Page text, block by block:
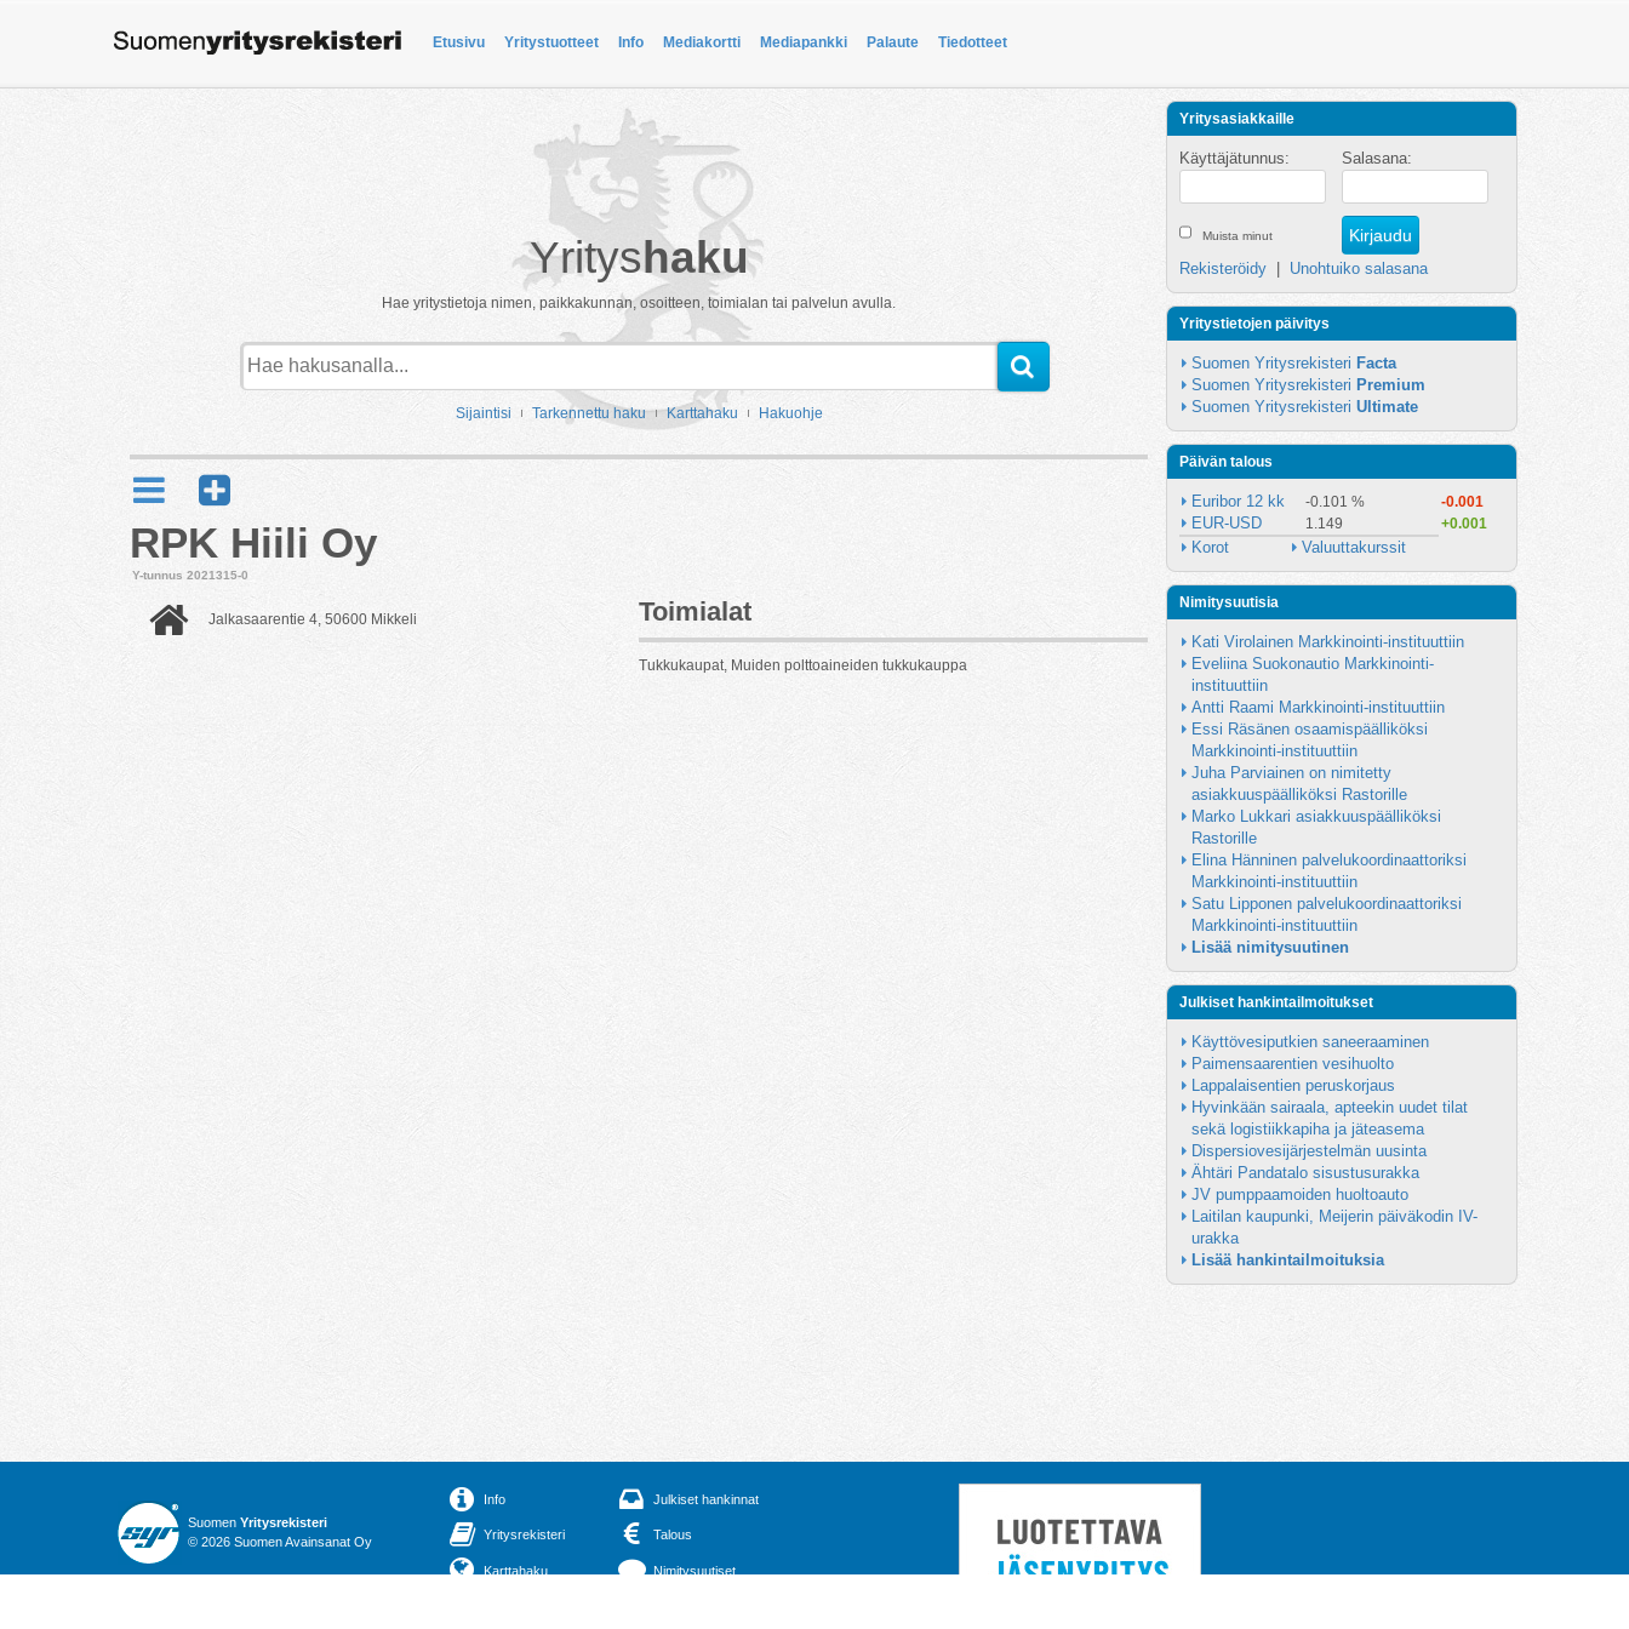
Etusivu Yritystuotteet Info Mediakortti Mediapankki Palaute Tiedotteet
Yrityshaku
Hae yritystietoja nimen, paikkakunnan, osoitteen, toimialan tai palvelun avulla.
Sijaintisi Tarkennettu haku Karttahaku Hakuohje
RPK Hiili Oy
Y-tunnus 2021315-0
Jalkasaarentie 4, 50600 Mikkeli Toimialat
Tukkukaupat, Muiden polttoaineiden tukkukauppa
Yritysasiakkaille
Käyttäjätunnus: Salasana:
Muista minut
Rekisteröidy Unohtuiko salasana
Yritystietojen päivitys
Suomen Yritysrekisteri Facta
Suomen Yritysrekisteri Premium
Suomen Yritysrekisteri Ultimate
Päivän talous
Euribor 12 kk -0.101 % -0.001
EUR-USD 1.149 +0.001
Korot Valuuttakurssit
Nimitysuutisia
Kati Virolainen Markkinointi-instituuttiin
Eveliina Suokonautio Markkinointi-
instituuttiin
Antti Raami Markkinointi-instituuttiin
Essi Räsänen osaamispäälliköksi
Markkinointi-instituuttiin
Juha Parviainen on nimitetty
asiakkuuspäälliköksi Rastorille
Marko Lukkari asiakkuuspäälliköksi
Rastorille
Elina Hänninen palvelukoordinaattoriksi
Markkinointi-instituuttiin
Satu Lipponen palvelukoordinaattoriksi
Markkinointi-instituuttiin
Lisää nimitysuutinen
Julkiset hankintailmoitukset
Käyttövesiputkien saneeraaminen
Paimensaarentien vesihuolto
Lappalaisentien peruskorjaus
Hyvinkään sairaala, apteekin uudet tilat
sekä logistiikkapiha ja jäteasema
Dispersiovesijärjestelmän uusinta
Ähtäri Pandatalo sisustusurakka
JV pumppaamoiden huoltoauto
Laitilan kaupunki, Meijerin päiväkodin IV-
urakka
Lisää hankintailmoituksia
Suomen Yritysrekisteri
© 2026 Suomen Avainsanat Oy
Info
Yritysrekisteri
Karttahaku
Julkiset hankinnat
Talous
Nimitysuutiset